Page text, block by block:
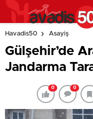
Havadis50 Asayiş
Gülşehir’de
Jandarma
0 0